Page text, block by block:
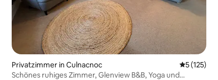
Privatzimmer in Culnacnoc
5 (125)
Schönes ruhiges Zimmer, Glenview B&B, Yoga und